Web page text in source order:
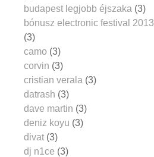
budapest legjobb éjszaka (3)
bónusz electronic festival 2013
(3)
camo (3)
corvin (3)
cristian verala (3)
datrash (3)
dave martin (3)
deniz koyu (3)
divat (3)
dj n1ce (3)